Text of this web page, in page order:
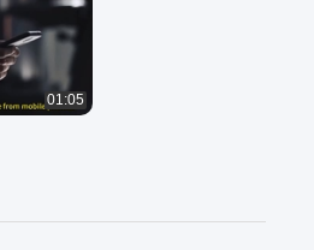
01:05